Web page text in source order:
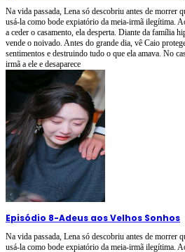
Na vida passada, Lena só descobriu antes de morrer
usá-la como bode expiatório da meia-irmã ilegítima.
a ceder o casamento, ela desperta. Diante da família
vende o noivado. Antes do grande dia, vê Caio
sentimentos e destruindo tudo o que ela amava. No
irmã a ele e desaparece
Episódio 8-Adeus aos Velhos Sonhos
Na vida passada, Lena só descobriu antes de morrer
usá-la como bode expiatório da meia-irmã ilegítima.